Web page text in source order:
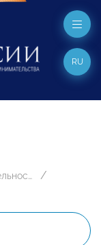
RU
Международная деятельность